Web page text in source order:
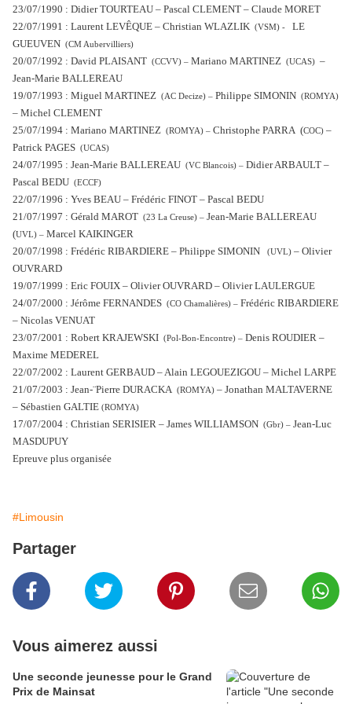
23/07/1990 : Didier TOURTEAU – Pascal CLEMENT – Claude MORET
22/07/1991 : Laurent LEVÊQUE – Christian WLAZLIK (VSM) -
LE
GUEUVEN (CM Aubervilliers)
20/07/1992 : David PLAISANT (CCVV) – Mariano MARTINEZ (UCAS) –
Jean-Marie BALLEREAU
19/07/1993 : Miguel MARTINEZ (AC Decize) – Philippe SIMONIN (ROMYA)
– Michel CLEMENT
25/07/1994 : Mariano MARTINEZ (ROMYA) – Christophe PARRA (COC) –
Patrick PAGES (UCAS)
24/07/1995 : Jean-Marie BALLEREAU (VC Blancois) – Didier ARBAULT –
Pascal BEDU (ECCF)
22/07/1996 : Yves BEAU – Frédéric FINOT – Pascal BEDU
21/07/1997 : Gérald MAROT (23 La Creuse) – Jean-Marie BALLEREAU
(UVL) – Marcel KAIKINGER
20/07/1998 : Frédéric RIBARDIERE – Philippe SIMONIN
(UVL) – Olivier
OUVRARD
19/07/1999 : Eric FOUIX – Olivier OUVRARD – Olivier LAULERGUE
24/07/2000 : Jérôme FERNANDES (CO Chamalières) – Frédéric RIBARDIERE
– Nicolas VENUAT
23/07/2001 : Robert KRAJEWSKI (Pol-Bon-Encontre) – Denis ROUDIER –
Maxime MEDEREL
22/07/2002 : Laurent GERBAUD – Alain LEGOUEZIGOU – Michel LARPE
21/07/2003 : Jean-¨Pierre DURACKA
(ROMYA) – Jonathan MALTAVERNE
– Sébastien GALTIE (ROMYA)
17/07/2004 : Christian SERISIER – James WILLIAMSON (Gbr) – Jean-Luc
MASDUPUY
Epreuve plus organisée
#Limousin
Partager
Vous aimerez aussi
Une seconde jeunesse pour le Grand
Prix de Mainsat